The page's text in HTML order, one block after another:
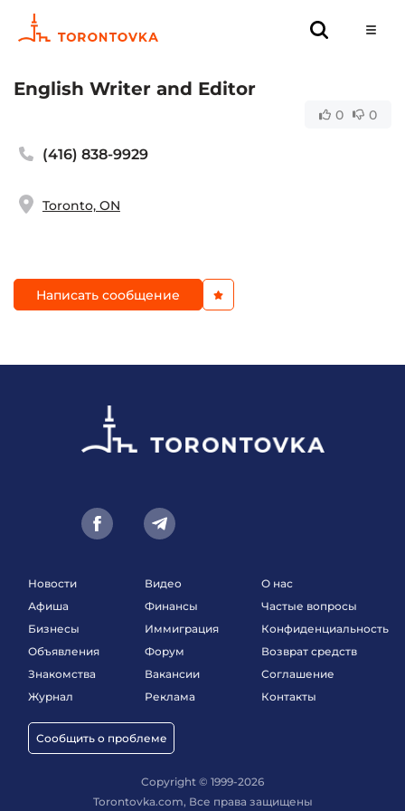
English Writer and Editor
0 0
(416) 838-9929
Toronto, ON
Написать сообщение
Новости
Афиша
Бизнесы
Объявления
Знакомства
Журнал
Сообщить о проблеме
Видео
Финансы
Иммиграция
Форум
Вакансии
Реклама
О нас
Частые вопросы
Конфиденциальность
Возврат средств
Соглашение
Контакты
Copyright © 1999-2026
Torontovka.com, Все права защищены